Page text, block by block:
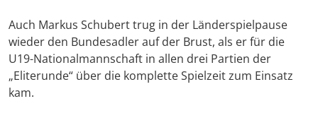
Auch Markus Schubert trug in der Länderspielpause
wieder den Bundesadler auf der Brust, als er für die
U19-Nationalmannschaft in allen drei Partien der
„Eliterunde“ über die komplette Spielzeit zum Einsatz
kam.